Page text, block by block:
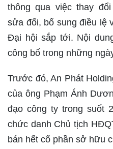
thông qua việc thay
sửa đổi, bổ sung điều lệ
Đại hội sắp tới. Nội
công bố trong những
Trước đó, An Phát
của ông Phạm Ánh
đạo công ty trong suốt
chức danh Chủ tịch
bán hết cổ phần sở hữu